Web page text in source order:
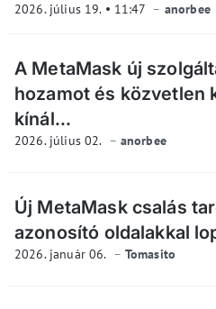
2026. július 19. 11:47 anorbee
A MetaMask új
hozamot és közvetlen
kínál...
2026. július 02. anorbee
Új MetaMask csalás
azonosító oldalakkal
2026. január 06. Tomasito